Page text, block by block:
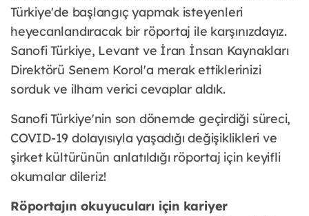
Türkiye'de başlangıç yapmak isteyenleri
heyecanlandıracak bir röportaj ile karşınızdayız.
Sanofi Türkiye, Levant ve İran İnsan Kaynakları
Direktörü Senem Korol'a merak ettiklerinizi
sorduk ve ilham verici cevaplar aldık.
Sanofi Türkiye'nin son dönemde geçirdiği süreci,
COVID-19 dolayısıyla yaşadığı değişiklikleri ve
şirket kültürünün anlatıldığı röportaj için keyifli
okumalar dileriz!
Röportajın okuyucuları için kariyer